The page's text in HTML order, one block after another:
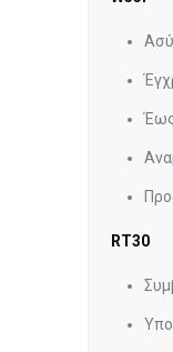
Έως
RT30